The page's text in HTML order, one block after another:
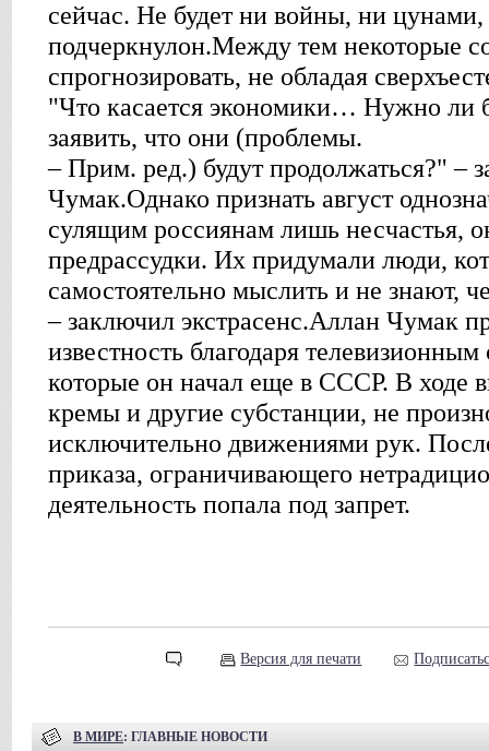
сейчас. Не будет ни войны, ни
подчеркнулон.Между тем некоторые
спрогнозировать, не обладая
"Что касается экономики… Нужно ли
заявить, что они (проблемы.
– Прим. ред.) будут продолжаться?" –
Чумак.Однако признать август
сулящим россиянам лишь несчастья,
предрассудки. Их придумали люди,
самостоятельно мыслить и не знают,
– заключил экстрасенс.Аллан Чумак
известность благодаря
которые он начал еще в СССР. В ходе
кремы и другие субстанции, не
исключительно движениями рук.
приказа, ограничивающего
деятельность попала под запрет.
Версия для печати
В МИРЕ: ГЛАВНЫЕ НОВОСТИ